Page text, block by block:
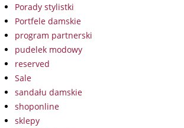
Porady stylistki
Portfele damskie
program partnerski
pudelek modowy
reserved
Sale
sandału damskie
shoponline
sklepy